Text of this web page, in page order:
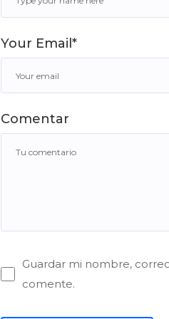
Comentar
Your Email*
Guardar mi nombre,
comente.